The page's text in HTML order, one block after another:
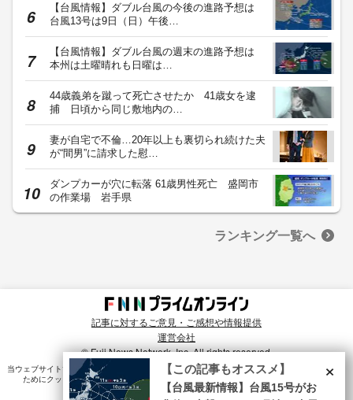
【台風情報】ダブル台風の今後の進路予想は
台風13号は9日（日）午後…
【台風情報】ダブル台風の週末の進路予想は
本州は土曜晴れも日曜は…
44歳義弟を蹴って死亡させたか 41歳女を逮
捕 日頃から同じ敷地内の…
妻が自宅で不倫…20年以上も裏切られ続けた夫
が“間男”に請求した慰…
ダンプカーが穴に転落 61歳男性死亡 盛岡市
の作業場 岩手県
ランキング一覧へ
記事に対するご意見・ご感想や情報提供
運営会社
© Fuji News Network, Inc. All rights reserved.
当ウェブサイトでは、ユーザのニーズ・興味・関⼼に合致したコンテンツや広告配信を提供する
ためにクッキーを使⽤しています。詳細は、
プライバシーポリシー をご確認ください。×
【この記事もオススメ】
【台風最新情報】台風15号がお